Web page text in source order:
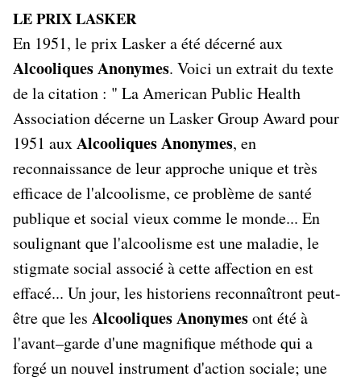
LE PRIX LASKER
En 1951, le prix Lasker a été décerné aux
Alcooliques Anonymes. Voici un extrait du texte
de la citation : " La American Public Health
Association décerne un Lasker Group Award pour
1951 auxAlcooliques Anonymes, en
reconnaissance de leur approche unique et très
efficace de l'alcoolisme, ce problème de santé
publique et social vieux comme le monde... En
soulignant que l'alcoolisme est une maladie, le
stigmate social associé à cette affection en est
effacé... Un jour, les historiens reconnaîtront peut-
être que les Alcooliques Anonymesont été à
l'avant–garde d'une magnifique méthode qui a
forgé un nouvel instrument d'action sociale; une